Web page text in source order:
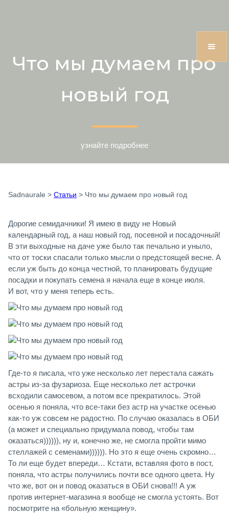
Что мы думаем про
новый год
узнайте подробнее
Sadnaurale > Статьи > Что мы думаем про новый год
Дорогие семидачники! Я имею в виду не Новый
календарный год, а наш новый год, посевной и посадочный!
В эти выходные на даче уже было так печально и уныло,
что от тоски спасали только мысли о предстоящей весне. А
если уж быть до конца честной, то планировать будущие
посадки и покупать семена я начала еще в конце июля.
И вот, что у меня теперь есть.
Где-то я писала, что уже несколько лет перестала сажать
астры из-за фузариоза. Еще несколько лет астрочки
всходили самосевом, а потом все прекратилось. Этой
осенью я поняла, что все-таки без астр на участке осенью
как-то уж совсем не радостно. По случаю оказалась в ОБИ
(а может и специально придумала повод, чтобы там
оказаться)))))), ну и, конечно же, не смогла пройти мимо
стеллажей с семенами)))))). Но это я еще очень скромно…
То ли еще будет впереди… Кстати, вставляя фото в пост,
поняла, что астры получились почти все одного цвета. Ну
что же, вот он и повод оказаться в ОБИ снова!!! А уж
против интернет-магазина я вообще не смогла устоять. Вот
посмотрите на «больную женщину».